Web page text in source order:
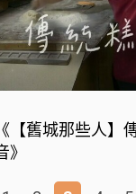
【舊城那些人】